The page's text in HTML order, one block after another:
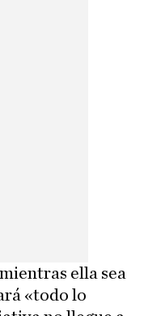
ella sea
«todo lo